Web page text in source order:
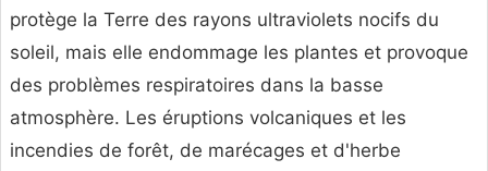
protège la Terre des rayons ultraviolets nocifs du
soleil, mais elle endommage les plantes et provoque
des problèmes respiratoires dans la basse
atmosphère. Les éruptions volcaniques et les
incendies de forêt, de marécages et d'herbe